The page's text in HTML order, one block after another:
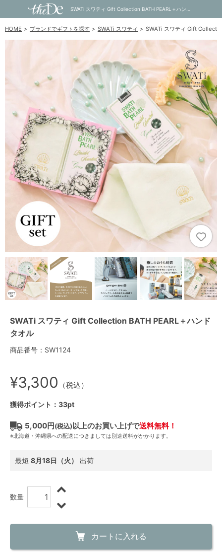
HOME ブランドでギフトを探す SWATi スワティ SWATi スワティ Gift
SWATi スワティ Gift Collection BATH PEARL＋ハンド
タオル
商品番号：SW1124
¥3,300 （税込）
獲得ポイント：33pt
5,000円(税込)以上のお買い上げで送料無料！
※北海道・沖縄県への配送につきましては別途送料がかかります。
最短 8月18日（火） 出荷
数量
カートに入れる